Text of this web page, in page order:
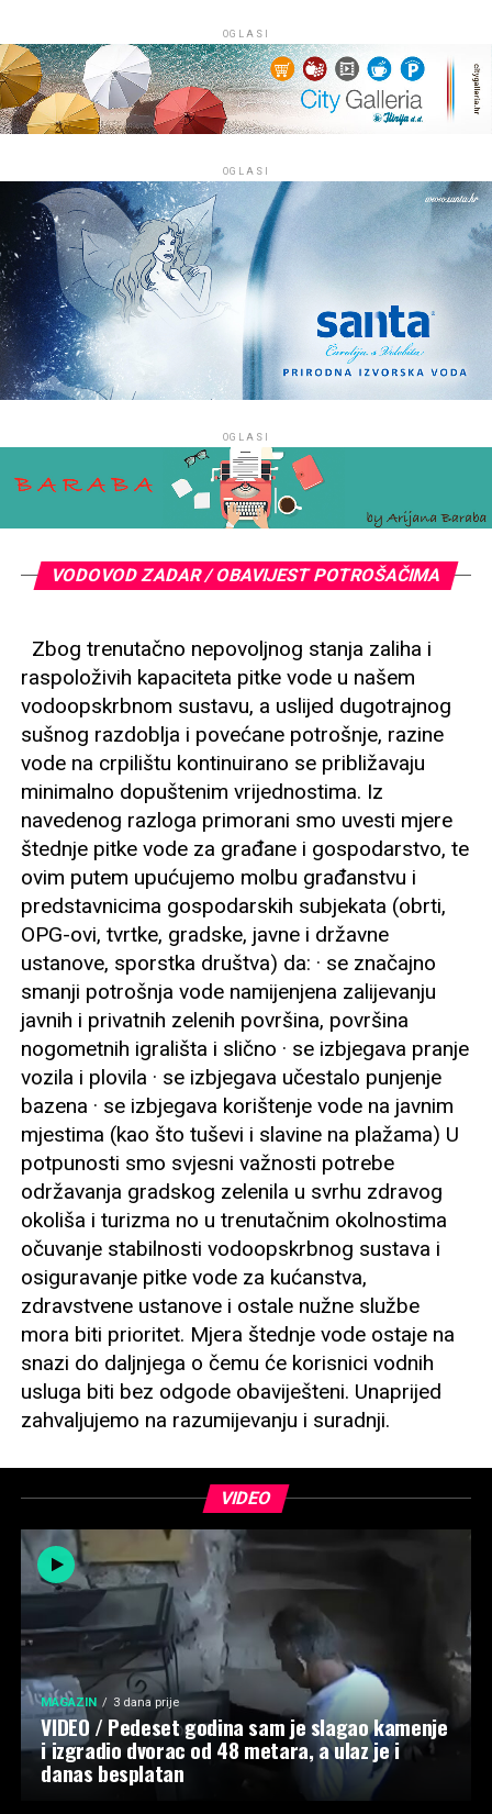
OGLASI
OGLASI
OGLASI
VODOVOD ZADAR / OBAVIJEST POTROŠAČIMA
Zbog trenutačno nepovoljnog stanja zaliha i
raspoloživih kapaciteta pitke vode u našem
vodoopskrbnom sustavu, a uslijed dugotrajnog
sušnog razdoblja i povećane potrošnje, razine
vode na crpilištu kontinuirano se približavaju
minimalno dopuštenim vrijednostima. Iz
navedenog razloga primorani smo uvesti mjere
štednje pitke vode za građane i gospodarstvo, te
ovim putem upućujemo molbu građanstvu i
predstavnicima gospodarskih subjekata (obrti,
OPG-ovi, tvrtke, gradske, javne i državne
ustanove, sporstka društva) da: · se značajno
smanji potrošnja vode namijenjena zalijevanju
javnih i privatnih zelenih površina, površina
nogometnih igrališta i slično · se izbjegava pranje
vozila i plovila · se izbjegava učestalo punjenje
bazena · se izbjegava korištenje vode na javnim
mjestima (kao što tuševi i slavine na plažama) U
potpunosti smo svjesni važnosti potrebe
održavanja gradskog zelenila u svrhu zdravog
okoliša i turizma no u trenutačnim okolnostima
očuvanje stabilnosti vodoopskrbnog sustava i
osiguravanje pitke vode za kućanstva,
zdravstvene ustanove i ostale nužne službe
mora biti prioritet. Mjera štednje vode ostaje na
snazi do daljnjega o čemu će korisnici vodnih
usluga biti bez odgode obaviješteni. Unaprijed
zahvaljujemo na razumijevanju i suradnji.
VIDEO
MAGAZIN 3 dana prije
VIDEO / Pedeset godina sam je slagao kamenje
i izgradio dvorac od 48 metara, a ulaz je i
danas besplatan